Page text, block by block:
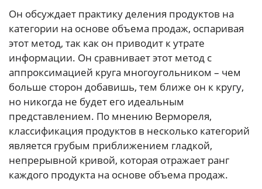
Он обсуждает практику деления продуктов на
категории на основе объема продаж, оспаривая
этот метод, так как он приводит к утрате
информации. Он сравнивает этот метод с
аппроксимацией круга многоугольником – чем
больше сторон добавишь, тем ближе он к кругу,
но никогда не будет его идеальным
представлением. По мнению Вермореля,
классификация продуктов в несколько категорий
является грубым приближением гладкой,
непрерывной кривой, которая отражает ранг
каждого продукта на основе объема продаж.